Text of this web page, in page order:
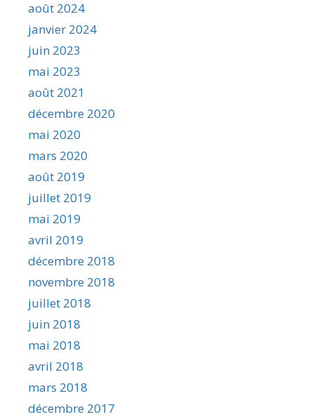
août 2024
janvier 2024
juin 2023
mai 2023
août 2021
décembre 2020
mai 2020
mars 2020
août 2019
juillet 2019
mai 2019
avril 2019
décembre 2018
novembre 2018
juillet 2018
juin 2018
mai 2018
avril 2018
mars 2018
décembre 2017